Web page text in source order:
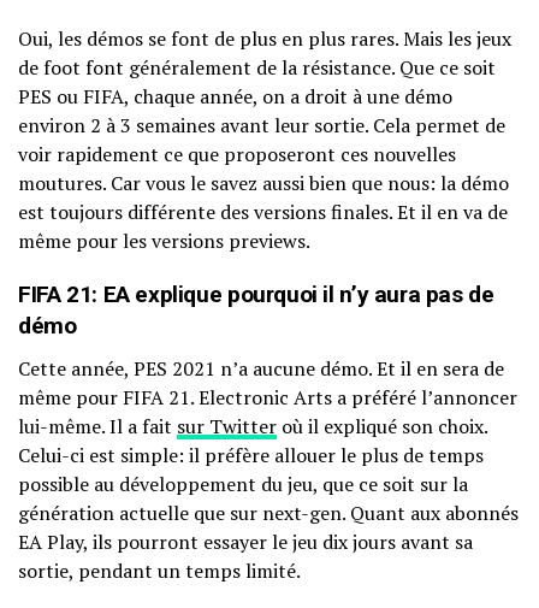
Oui, les démos se font de plus en plus rares. Mais les jeux
de foot font généralement de la résistance. Que ce soit
PES ou FIFA, chaque année, on a droit à une démo
environ 2 à 3 semaines avant leur sortie. Cela permet de
voir rapidement ce que proposeront ces nouvelles
moutures. Car vous le savez aussi bien que nous: la démo
est toujours différente des versions finales. Et il en va de
même pour les versions previews.
FIFA 21: EA explique pourquoi il n’y aura pas de
démo
Cette année, PES 2021 n’a aucune démo. Et il en sera de
même pour FIFA 21. Electronic Arts a préféré l’annoncer
lui-même. Il a fait sur Twitter où il expliqué son choix.
Celui-ci est simple: il préfère allouer le plus de temps
possible au développement du jeu, que ce soit sur la
génération actuelle que sur next-gen. Quant aux abonnés
EA Play, ils pourront essayer le jeu dix jours avant sa
sortie, pendant un temps limité.